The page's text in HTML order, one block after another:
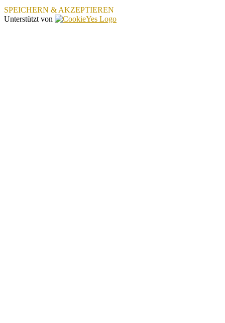
SPEICHERN & AKZEPTIEREN
Unterstützt von